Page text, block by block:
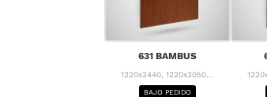
631 BAMBUS
1220x2440, 1220x3050...
BAJO PEDIDO